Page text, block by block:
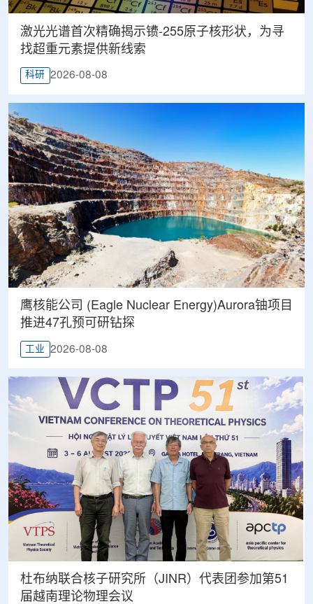
激光光谱首次精确揭示镄-255原子核形状，为寻
找超重元素提供新线索
科研 2026-08-08
鹰核能公司 (Eagle Nuclear Energy)Aurora铀项目
推进47孔预可研钻探
工业 2026-08-08
杜布纳联合核子研究所（JINR）代表团参加第51
届越南理论物理会议